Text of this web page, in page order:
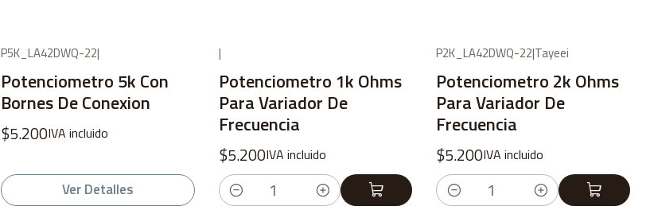
P5K_LA42DWQ-22|
Potenciometro 5k Con
Bornes De Conexion
$5.200IVA incluido
Ver Detalles
|
Potenciometro 1k Ohms
Para Variador De
Frecuencia
$5.200IVA incluido
Cantidad
P2K_LA42DWQ-22|Tayeei
Potenciometro 2k Ohms
Para Variador De
Frecuencia
$5.200IVA incluido
Cantidad